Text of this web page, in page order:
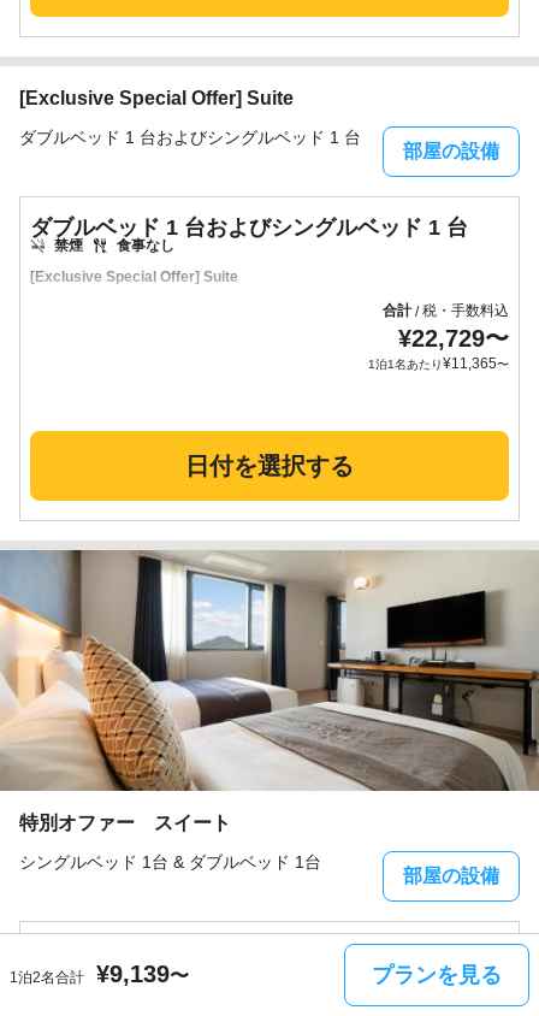
1泊2名合計 ¥9,139〜 プランを見る
[Exclusive Special Offer] Suite
ダブルベッド 1 台およびシングルベッド 1 台
部屋の設備
[Exclusive Special Offer] Suite
禁煙 食事なし
ダブルベッド 1 台およびシングルベッド 1 台
合計/税・手数料込
¥22,729〜
1泊1名あたり¥11,365〜
日付を選択する
特別オファー スイート
シングルベッド 1台 & ダブルベッド 1台
部屋の設備
食事なし
シングルベッド 1台 & ダブルベッド 1台